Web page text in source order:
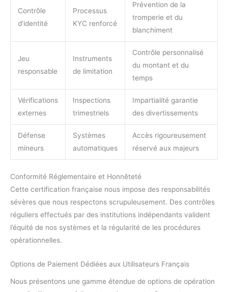
Contrôle
d’identité
Processus
KYC renforcé
Prévention de la
tromperie et du
blanchiment
Jeu
responsable
Instruments
de limitation
Contrôle personnalisé
du montant et du
temps
Vérifications
externes
Inspections
trimestriels
Impartialité garantie
des divertissements
Défense
mineurs
Systèmes
automatiques
Accès rigoureusement
réservé aux majeurs
Conformité Réglementaire et Honnêteté
Cette certification française nous impose des responsabilités
sévères que nous respectons scrupuleusement. Des contrôles
réguliers effectués par des institutions indépendants valident
l’équité de nos systèmes et la régularité de les procédures
opérationnelles.
Options de Paiement Dédiées aux Utilisateurs Français
Nous présentons une gamme étendue de options de opération